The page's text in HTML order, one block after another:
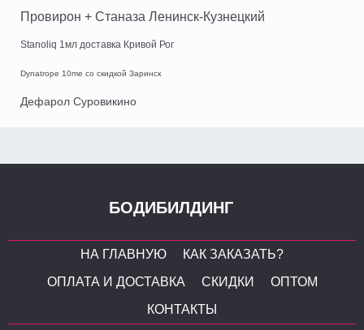
Провирон + Станаза Ленинск-Кузнецкий
Stanoliq 1мл доставка Кривой Рог
Dynatrope 10me со скидкой Заринск
Дефарол Суровикино
БОДИБИЛДИНГ
НА ГЛАВНУЮ
КАК ЗАКАЗАТЬ?
ОПЛАТА И ДОСТАВКА
СКИДКИ
ОПТОМ
КОНТАКТЫ